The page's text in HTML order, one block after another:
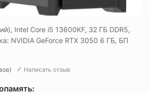
Intel Core i5 13600KF, 32 ГБ DDR5,
NVIDIA GeForce RTX 3050 6 ГБ, БП
Написать отзыв